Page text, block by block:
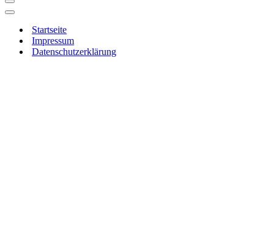
Navigationsmenü
Navigationsmenü
Startseite
Impressum
Datenschutzerklärung